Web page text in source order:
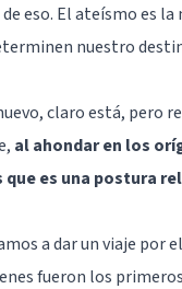
eso. El ateísmo es la
nuestro
claro está, pero
al ahondar en los
es una postura
a dar un viaje por
fueron los